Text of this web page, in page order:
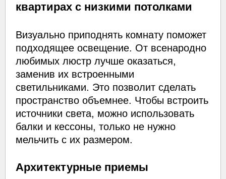
квартирах с низкими потолками
Визуально приподнять комнату поможет
подходящее освещение. От всенародно
любимых люстр лучше оказаться,
заменив их встроенными
светильниками. Это позволит сделать
пространство объемнее. Чтобы встроить
источники света, можно использовать
балки и кессоны, только не нужно
мельчить с их размером.
Архитектурные приемы